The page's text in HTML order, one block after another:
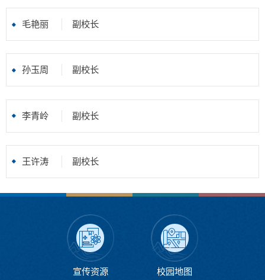
毛艳丽 副校长
孙玉周 副校长
李青岭 副校长
王许涛 副校长
宣传资源 校园地图